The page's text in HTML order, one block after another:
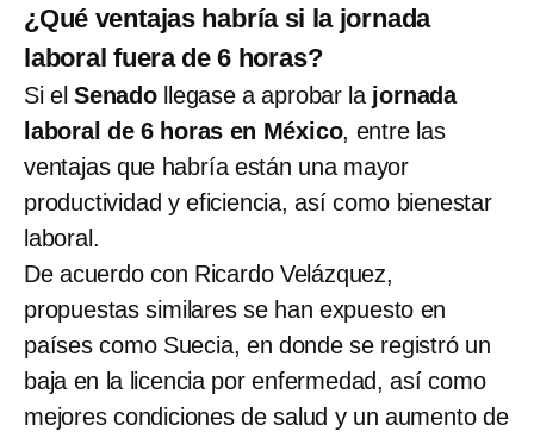
¿Qué ventajas habría si la jornada
laboral fuera de 6 horas?
Si el Senadollegase a aprobar la jornada
laboral de 6 horas en México, entre las
ventajas que habría están una mayor
productividad y eficiencia, así como bienestar
laboral.
De acuerdo con Ricardo Velázquez,
propuestas similares se han expuesto en
países como Suecia, en donde se registró un
baja en la licencia por enfermedad, así como
mejores condiciones de salud y un aumento de